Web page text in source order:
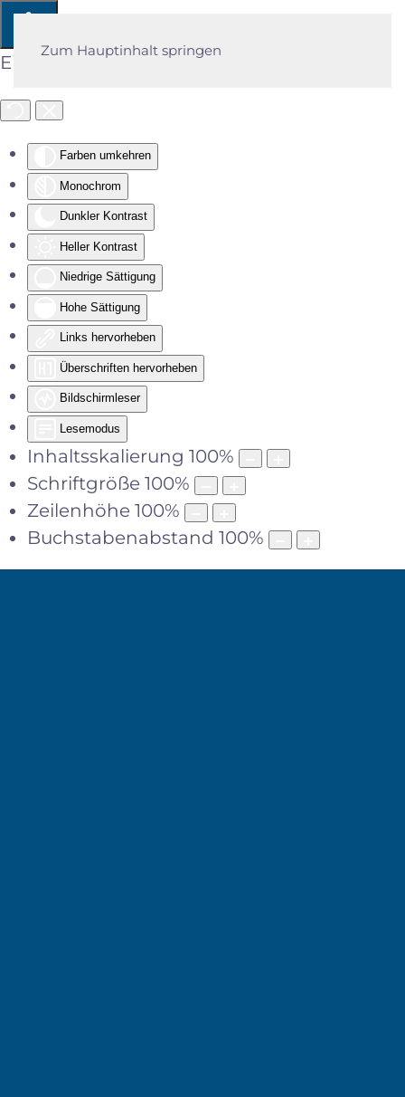
Eingabehilfen öffnen
Farben umkehren
Monochrom
Dunkler Kontrast
Heller Kontrast
Niedrige Sättigung
Hohe Sättigung
Links hervorheben
Überschriften hervorheben
Bildschirmleser
Lesemodus
Inhaltsskalierung 100%
Schriftgröße 100%
Zeilenhöhe 100%
Buchstabenabstand 100%
Zum Hauptinhalt springen